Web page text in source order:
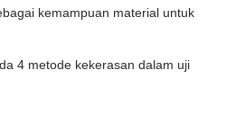
kemampuan material untuk
4 metode kekerasan dalam uji